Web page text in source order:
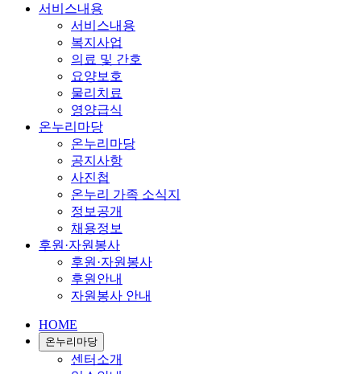
서비스내용
서비스내용
복지사업
의료 및 간호
요양보호
물리치료
영양급식
온누리마당
온누리마당
공지사항
사진첩
온누리 가족 소식지
정보공개
채용정보
후원·자원봉사
후원·자원봉사
후원안내
자원봉사 안내
HOME
온누리마당
센터소개